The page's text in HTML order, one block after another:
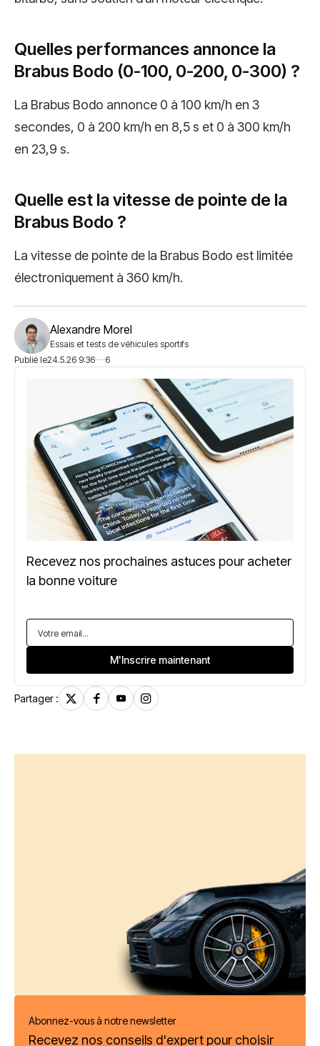
Quelles performances annonce la
Brabus Bodo (0-100, 0-200, 0-300) ?
La Brabus Bodo annonce 0 à 100 km/h en 3
secondes, 0 à 200 km/h en 8,5 s et 0 à 300 km/h
en 23,9 s.
Quelle est la vitesse de pointe de la
Brabus Bodo ?
La vitesse de pointe de la Brabus Bodo est limitée
électroniquement à 360 km/h.
Alexandre Morel
Essais et tests de véhicules sportifs
Publié le24.5.26 9:36 6
Recevez nos prochaines astuces pour acheter
la bonne voiture
Partager :
Abonnez-vous à notre newsletter
Recevez nos conseils d'expert pour choisir